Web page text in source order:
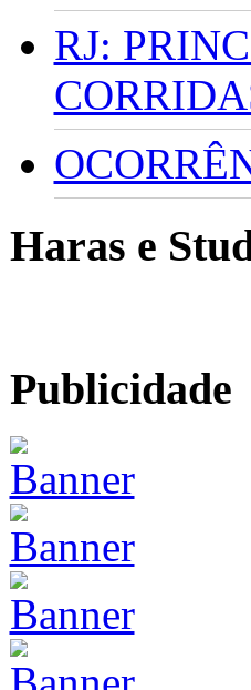
RJ:
Haras e
Publicidade